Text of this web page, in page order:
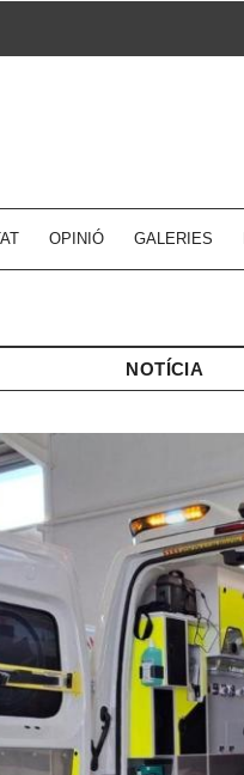
OPINIÓ GALERIES
NOTÍCIA